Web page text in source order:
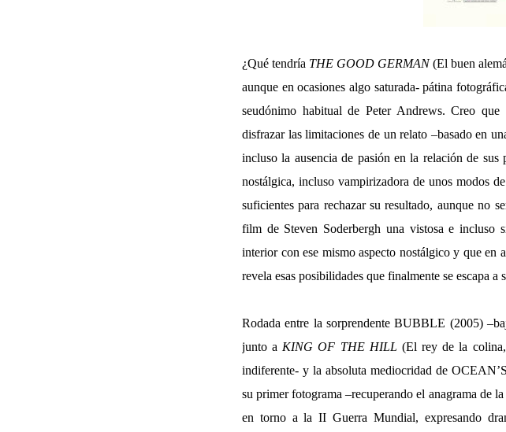
¿Qué tendría THE GOOD GERMAN(El buen
aunque en ocasiones algo saturada- pátina
seudónimo habitual de Peter Andrews. Creo que
disfrazar las limitaciones de un relato –basado en
incluso la ausencia de pasión en la relación de
nostálgica, incluso vampirizadora de unos modos
suficientes para rechazar su resultado, aunque no
film de Steven Soderbergh una vistosa e incluso
interior con ese mismo aspecto nostálgico y que en
revela esas posibilidades que finalmente se escapa
Rodada entre la sorprendente BUBBLE (2005)
junto a KING OF THE HILL (El rey de la
indiferente- y la absoluta mediocridad de
su primer fotograma –recuperando el anagrama de la
en torno a la II Guerra Mundial, expresando